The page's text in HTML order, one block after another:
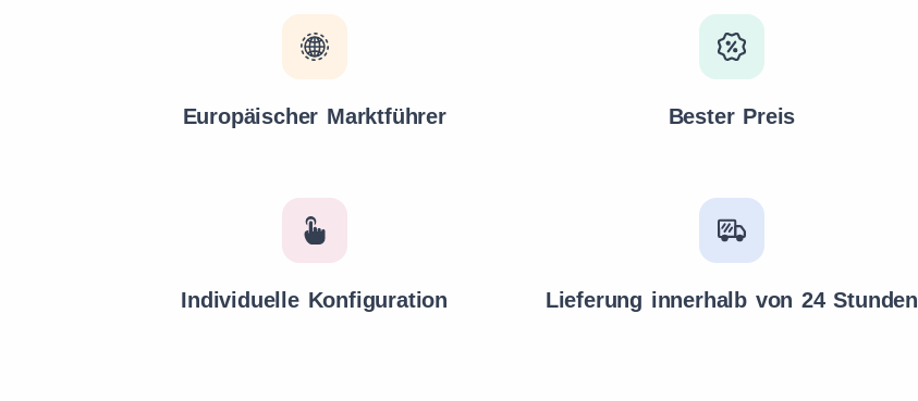
Europäischer Marktführer Bester Preis
Individuelle Konfiguration Lieferung innerhalb von 24 Stunden